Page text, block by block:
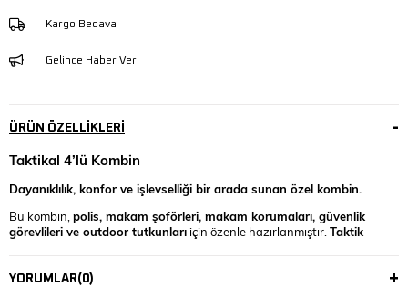
Kargo Bedava
Gelince Haber Ver
ÜRÜN ÖZELLIKLERI
Taktikal 4’lü Kombin
Dayanıklılık, konfor ve işlevselliği bir arada sunan özel kombin.
Bu kombin, polis, makam şoförleri, makam korumaları, güvenlik
görevlileri ve outdoor tutkunları için özenle hazırlanmıştır. Taktik
Kombin İçeriği:
YORUMLAR(0)